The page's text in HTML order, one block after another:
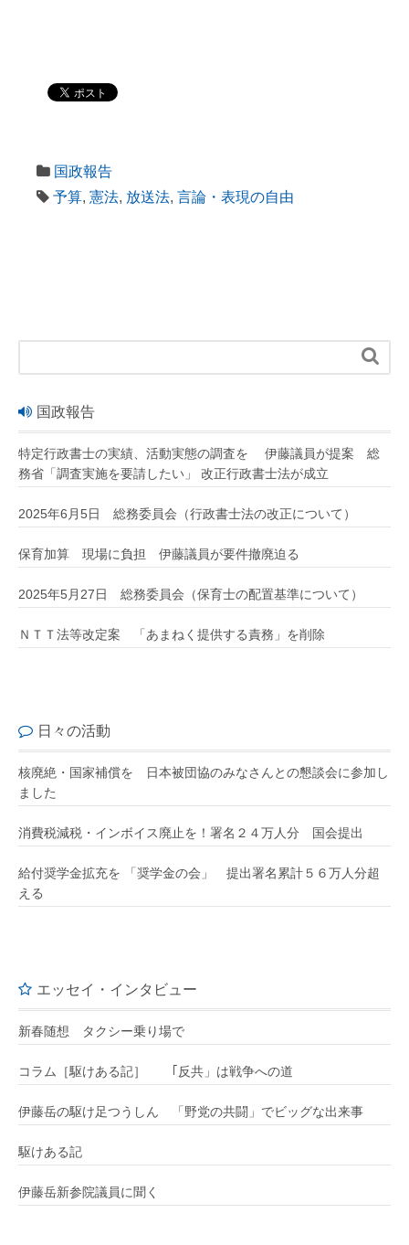
国政報告
予算, 憲法, 放送法, 言論・表現の自由

国政報告
特定行政書士の実績、活動実態の調査を 伊藤議員が提案 総
務省「調査実施を要請したい」 改正行政書士法が成立
2025年6月5日 総務委員会（行政書士法の改正について）
保育加算 現場に負担 伊藤議員が要件撤廃迫る
2025年5月27日 総務委員会（保育士の配置基準について）
ＮＴＴ法等改定案 「あまねく提供する責務」を削除
日々の活動
核廃絶・国家補償を 日本被団協のみなさんとの懇談会に参加し
ました
消費税減税・インボイス廃止を！署名２４万人分 国会提出
給付奨学金拡充を 「奨学金の会」 提出署名累計５６万人分超
える
エッセイ・インタビュー
新春随想 タクシー乗り場で
コラム［駆けある記］ ｢反共」は戦争への道
伊藤岳の駆け足つうしん 「野党の共闘」でビッグな出来事
駆けある記
伊藤岳新参院議員に聞く